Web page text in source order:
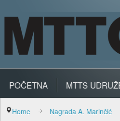
POČETNA MTTS
Home Nagrada A. Marinčić